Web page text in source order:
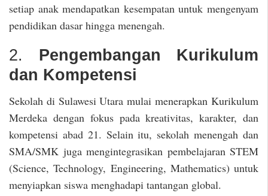
setiap anak mendapatkan kesempatan untuk mengenyam
pendidikan dasar hingga menengah.
2. Pengembangan Kurikulum
dan Kompetensi
Sekolah di Sulawesi Utara mulai menerapkan Kurikulum
Merdeka dengan fokus pada kreativitas, karakter, dan
kompetensi abad 21. Selain itu, sekolah menengah dan
SMA/SMK juga mengintegrasikan pembelajaran STEM
(Science, Technology, Engineering, Mathematics) untuk
menyiapkan siswa menghadapi tantangan global.